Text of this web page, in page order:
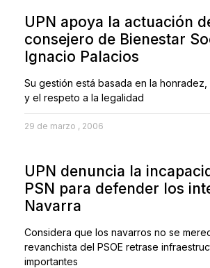
UPN apoya la actuación
consejero de Bienestar
Ignacio Palacios
Su gestión está basada en la honradez,
y el respeto a la legalidad
29 de marzo , 2006
UPN denuncia la
PSN para defender los
Navarra
Considera que los navarros no se
revanchista del PSOE retrase
importantes